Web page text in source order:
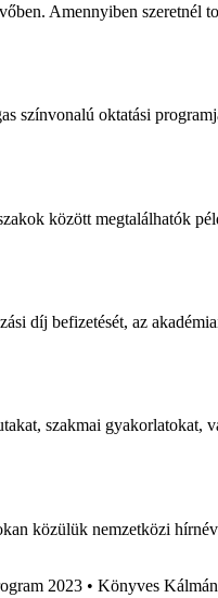
Amennyiben szeretnél
színvonalú oktatási
között megtalálhatók
díj befizetését, az
szakmai gyakorlatokat,
közülük nemzetközi
2023 • Könyves